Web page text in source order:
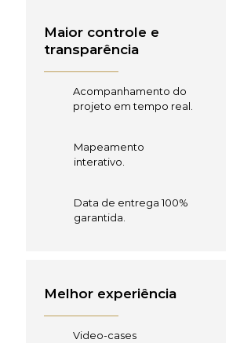
Maior controle e
transparência
Acompanhamento do
projeto em tempo real.
Mapeamento
interativo.
Data de entrega 100%
garantida.
Melhor experiência
Video-cases